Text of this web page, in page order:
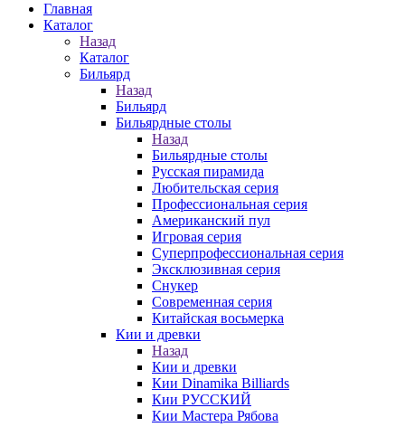
Главная
Каталог
Назад
Каталог
Бильярд
Назад
Бильярд
Бильярдные столы
Назад
Бильярдные столы
Русская пирамида
Любительская серия
Профессиональная серия
Американский пул
Игровая серия
Суперпрофессиональная серия
Эксклюзивная серия
Снукер
Современная серия
Китайская восьмерка
Кии и древки
Назад
Кии и древки
Кии Dinamika Billiards
Кии РУССКИЙ
Кии Мастера Рябова